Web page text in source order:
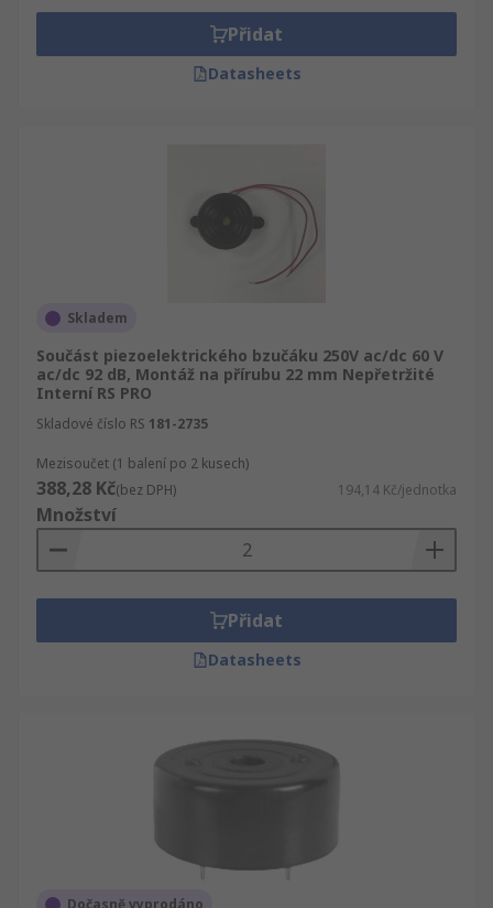
Přidat
Datasheets
Skladem
Součást piezoelektrického bzučáku 250V ac/dc 60 V
ac/dc 92 dB, Montáž na přírubu 22 mm Nepřetržité
Interní RS PRO
Skladové číslo RS 181-2735
Mezisoučet (1 balení po 2 kusech)
388,28 Kč(bez DPH) 194,14 Kč/jednotka
Množství
Přidat
Datasheets
Dočasně vyprodáno